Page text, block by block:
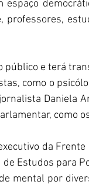
espaço
professores,
público e terá
como o
Daniela
como
da
Estudos para
mental por